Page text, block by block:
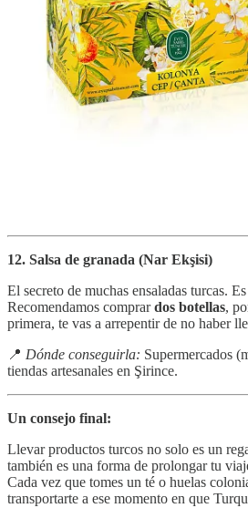
Ambos los encuentrasfácilmente en
11. Rakı – el licor nacional
Rakı es una bebida alcohólica hecha a
al arak. Se toma mezclada con agua y
12. Salsa de granada (Nar Ekşisi)
El secreto de muchas ensaladas turcas.
Recomendamos comprardos botellas,
primera, te vas a arrepentir de no haber
📍 Dónde conseguirla: Supermercados
tiendas artesanales en Şirince.
Un consejo final:
Llevar productos turcos no solo es un
también es una forma de prolongar tu
Cada vez que tomes un té o huelas
transportarte a ese momento en que